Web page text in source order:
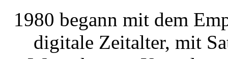
1980 begann mit dem
digitale Zeitalter, mit